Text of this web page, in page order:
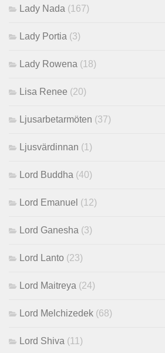
Lady Nada (167)
Lady Portia (3)
Lady Rowena (18)
Lisa Renee (20)
Ljusarbetarmöten (37)
Ljusvärdinnan (1)
Lord Buddha (40)
Lord Emanuel (12)
Lord Ganesha (3)
Lord Lanto (23)
Lord Maitreya (24)
Lord Melchizedek (68)
Lord Shiva (11)